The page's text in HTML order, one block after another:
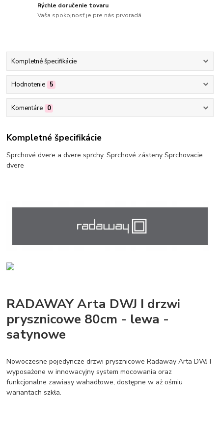
Rýchle doručenie tovaru
Vaša spokojnosť je pre nás prvoradá
Kompletné špecifikácie
Hodnotenie 5
Komentáre 0
Kompletné špecifikácie
Sprchové dvere a dvere sprchy. Sprchové zásteny Sprchovacie
dvere
RADAWAY Arta DWJ I drzwi
prysznicowe 80cm - lewa -
satynowe
Nowoczesne pojedyncze drzwi prysznicowe Radaway Arta DWJ I
wyposażone w innowacyjny system mocowania oraz
funkcjonalne zawiasy wahadłowe, dostępne w aż ośmiu
wariantach szkła.